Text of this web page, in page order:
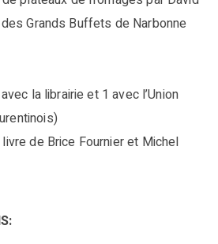
Grands Buffets de Narbonne
la librairie et 1 avec l’Union
de Brice Fournier et Michel